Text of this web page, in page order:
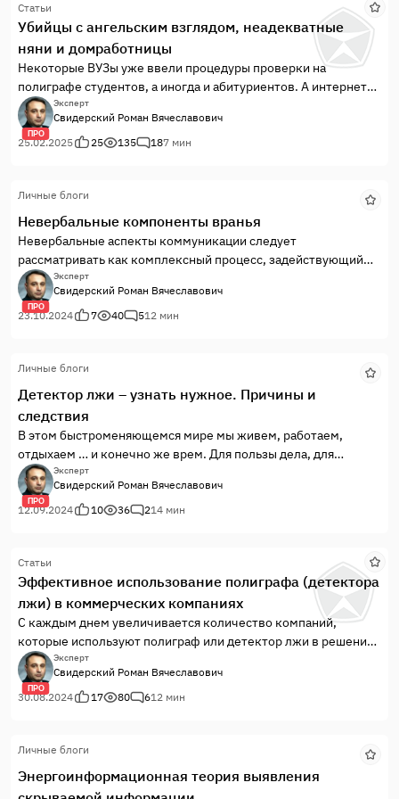
критический барьер сознания. Действительно «холодно»
(это уже одно бессознательное «да»), действительно пакет и
узор свитера красивые (второе «да»
Статьи
Убийцы с ангельским взглядом, неадекватные
няни и домработницы
Некоторые ВУЗы уже ввели процедуры проверки на
полиграфе студентов, а иногда и абитуриентов. А интернет
стал пестрить от поисковых запросов: как пройти полиграф,
какие вопросы задают на полиграфе, как пройти проверку на
полиграфе.Телевизионные экраны захлестнули
ПРО
Эксперт
Свидерский Роман Вячеславович
25.02.2025
25 135 187 мин
Личные блоги
Невербальные компоненты вранья
Невербальные аспекты коммуникации следует
рассматривать как комплексный процесс, задействующий
все пространство, жесты, интонации, движения телом, в
отличие от вербального, привычного нам словесного
способа общения при проверках на полиграфе (от лат.
ПРО
Эксперт
Свидерский Роман Вячеславович
23.10.2024
7 40 512 мин
Личные блоги
Детектор лжи – узнать нужное. Причины и
следствия
В этом быстроменяющемся мире мы живем, работаем,
отдыхаем … и конечно же врем. Для пользы дела, для
удовлетворения своих потребностей, желаний и мечтаний.
Ложь является неотъемлемой частью человеческого бытия,
проявляется в самых различных ситуациях. Ложь человека
ПРО
Эксперт
Свидерский Роман Вячеславович
12.09.2024
10 36 214 мин
Статьи
Эффективное использование полиграфа (детектора
лжи) в коммерческих компаниях
С каждым днем увеличивается количество компаний,
которые используют полиграф или детектор лжи в решении
своих кадровых и служебных вопросов. Некоторые
организации пытаются обучить собственных сотрудников,
другие обращаются к помощи сторонних специалистов. Но, к
специалистов не соответствует заявленной ими
квалификации. Соискатели, которые приходят на проверку,
работающие сотрудники или заказчики-работодатели,
ПРО
Эксперт
Свидерский Роман Вячеславович
30.08.2024
17 80 612 мин
Личные блоги
Энергоинформационная теория выявления